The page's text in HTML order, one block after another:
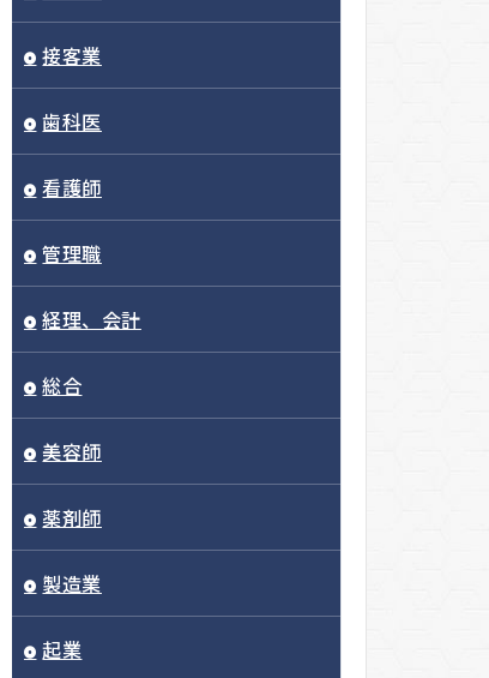
接客業
歯科医
看護師
管理職
経理、会計
総合
美容師
薬剤師
製造業
起業